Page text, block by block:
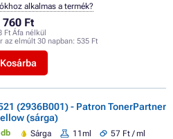
760 Ft
Ft Áfa nélkül
az elmúlt 30 napban: 535 Ft
Kosárba
alkalmas a termék?
(2936B001) - Patron TonerPartner
(sárga)
Sárga 11ml
57 Ft / ml